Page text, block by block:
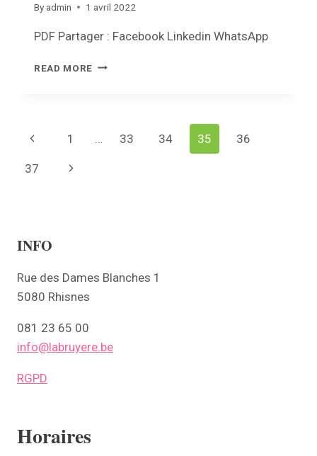
By admin 1 avril 2022
PDF Partager : Facebook Linkedin WhatsApp
READ MORE REVUE
Page
navigation
Previous
Page
1 … 33 34 35 36
37
Next
INFO
Rue des Dames Blanches 1
5080 Rhisnes
081 23 65 00
info@labruyere.be
RGPD
Horaires